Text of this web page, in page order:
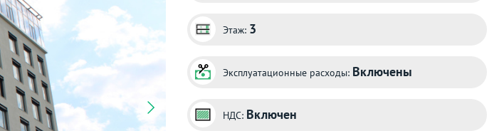
Этаж: 3
Эксплуатационные расходы: Включены
НДС: Включен